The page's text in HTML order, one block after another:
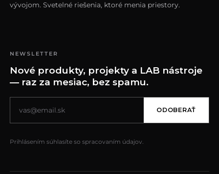
vývojom. Svetelné riešenia, ktoré menia priestory.
NEWSLETTER
Nové produkty, projekty a LAB nástroje
— raz za mesiac, bez spamu.
ODOBERAŤ
Prihlásením súhlasíte so spracovaním údajov.